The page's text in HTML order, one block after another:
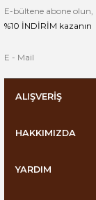
E-bültene abone olun,
%10 İNDİRİM kazanın
ALIŞVERİŞ
HAKKIMIZDA
YARDIM